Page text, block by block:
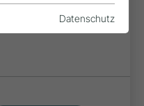
zu
Datenschutz